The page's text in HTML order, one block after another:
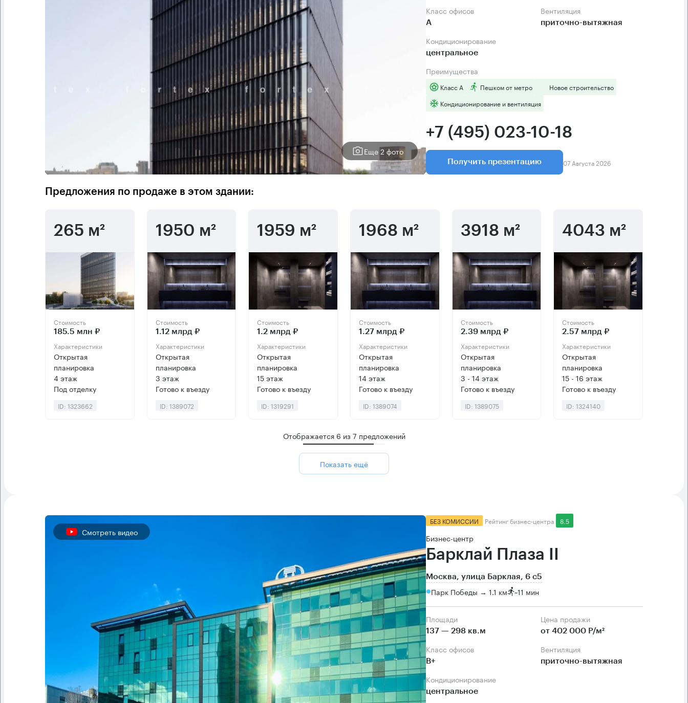
Еще 2 фото
Класс офисов
А
Вентиляция
приточно-вытяжная
Кондиционирование
центральное
Преимущества
Класс А Пешком от метро
Новое строительство
Кондиционирование и вентиляция
+7 (495) 023-10-18
Получить презентацию 07 Августа 2026
Предложения по продаже в этом здании:
265 м²
Стоимость
185.5 млн ₽
Характеристики
Открытая
планировка
4 этаж
Под отделку
ID: 1323662
1950 м²
Стоимость
1.12 млрд ₽
Характеристики
Открытая
планировка
3 этаж
Готово к въезду
ID: 1389072
1959 м²
Стоимость
1.2 млрд ₽
Характеристики
Открытая
планировка
15 этаж
Готово к въезду
ID: 1319291
1968 м²
Стоимость
1.27 млрд ₽
Характеристики
Открытая
планировка
14 этаж
Готово к въезду
ID: 1389074
3918 м²
Стоимость
2.39 млрд ₽
Характеристики
Открытая
планировка
3 - 14 этаж
Готово к въезду
ID: 1389075
4043 м²
Стоимость
2.57 млрд ₽
Характеристики
Открытая
планировка
15 - 16 этаж
Готово к въезду
ID: 1324140
Отображается 6 из7 предложений
Показать ещё
Смотреть видео
БЕЗ КОМИССИИ Рейтинг бизнес-центра 8.5
Бизнес-центр
Барклай Плаза II
Москва, улица Барклая, 6 с5
Парк Победы → 1.1 км ~11 мин
Площади
137 — 298 кв.м
Цена продажи
от 402 000 Р/м²
Класс офисов
B+
Вентиляция
приточно-вытяжная
Кондиционирование
центральное